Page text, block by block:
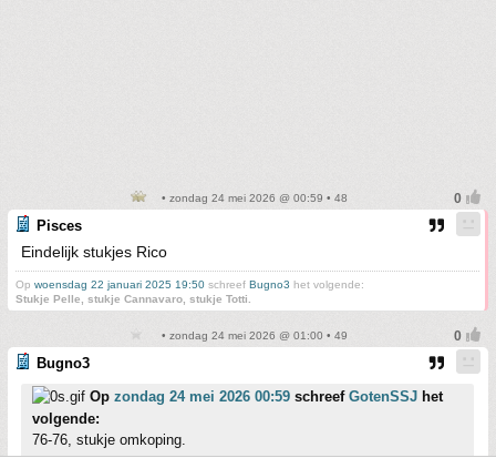
• zondag 24 mei 2026 @ 00:59 • 48
Pisces
Eindelijk stukjes Rico
Op woensdag 22 januari 2025 19:50 schreef Bugno3 het volgende:
Stukje Pelle, stukje Cannavaro, stukje Totti.
• zondag 24 mei 2026 @ 01:00 • 49
Bugno3
Op zondag 24 mei 2026 00:59 schreef GotenSSJ het
volgende:
76-76, stukje omkoping.